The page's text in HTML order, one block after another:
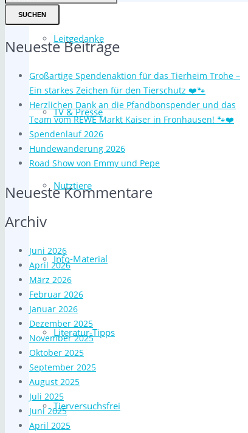
Leitgedanke
TV & Presse
Nutztiere
Info-Material
Literatur-Tipps
Tierversuchsfrei
SUCHEN
Neueste Beiträge
Großartige Spendenaktion für das Tierheim Trohe –
Ein starkes Zeichen für den Tierschutz ❤️🐾
Herzlichen Dank an die Pfandbonspender und das
Team vom REWE Markt Kaiser in Fronhausen! 🐾❤️
Spendenlauf 2026
Hundewanderung 2026
Road Show von Emmy und Pepe
Neueste Kommentare
Archiv
Juni 2026
April 2026
März 2026
Februar 2026
Januar 2026
Dezember 2025
November 2025
Oktober 2025
September 2025
August 2025
Juli 2025
Juni 2025
April 2025